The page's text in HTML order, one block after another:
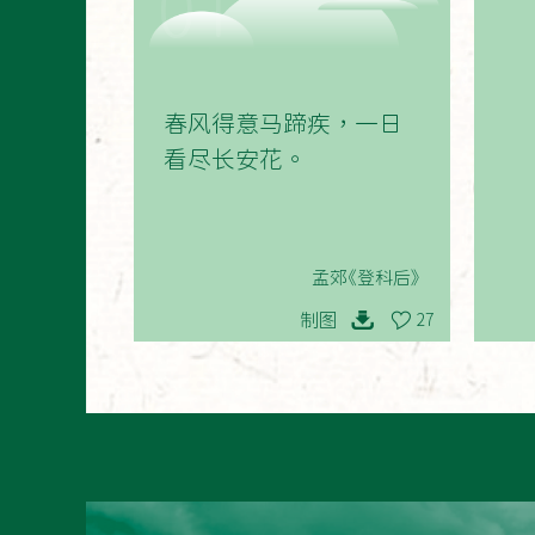
春风得意马蹄疾，一日
看尽长安花。
孟郊《登科后》
制图 27